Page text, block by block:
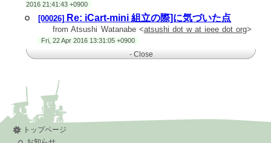
> 渡辺さま、阪東さま：必要があれば、コメントをお願いしま
す。
> -------- Forwarded Message --------
> Subject: 移動台車 iCart-mini 組立の際に気づいた点
> Date: Wed, 20 Apr 2016 09:49:58 +0900
> (1) マシンキーのはめ込み
> 課題: マシンキーがシャフトに挿しこめない
> 結果: ヤトロ電子経由で阪東様からアドバイスを頂き、ソフ
トハンマーで圧入
>
> (2) モーターボードの端子
> 課題: 組み立て手順書にはモーターの端子をどれに接続する
2016 21:41:43 +0900
[00026] Re: iCart-mini 組立の際]に気づいた点
from Atsushi Watanabe <atsushi dot w at ieee dot org>
Fri, 22 Apr 2016 13:31:05 +0900
- Close
トップページ